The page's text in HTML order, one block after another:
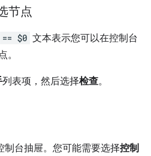
节点
== $0 文本表示您可以在控制台
。
列表项，然后选择检查。
制台抽屉。您可能需要选择控制